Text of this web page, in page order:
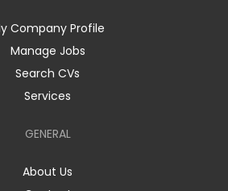
Company Profile
Manage Jobs
Search CVs
Services
GENERAL
About Us